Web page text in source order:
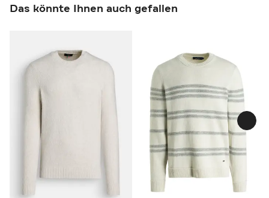
Das könnte Ihnen auch gefallen